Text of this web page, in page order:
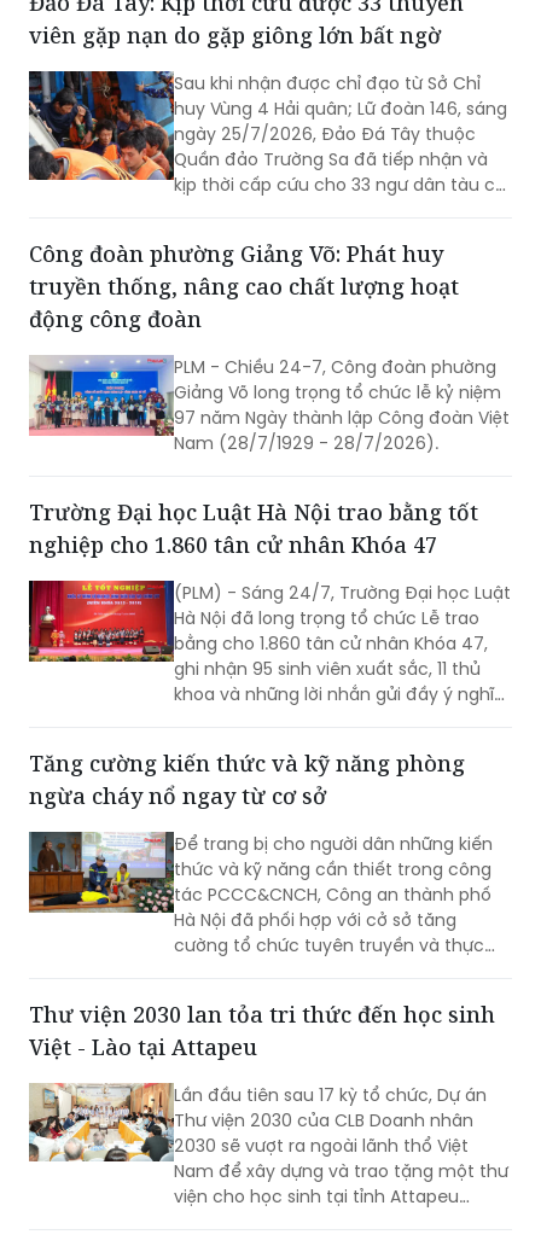
đồng thời khơi dậy tinh thần yêu nước
của các thế hệ hôm nay.
Sau khi nhận được chỉ đạo từ Sở Chỉ
huy Vùng 4 Hải quân; Lữ đoàn 146, sáng
ngày 25/7/2026, Đảo Đá Tây thuộc
Quần đảo Trường Sa đã tiếp nhận và
kịp thời cấp cứu cho 33 ngư dân tàu cá
Quảng Ngãi bị nạn trên biển do gặp
giông lớn bất ngờ.
Công đoàn phường Giảng Võ: Phát huy
động công đoàn
PLM - Chiều 24-7, Công đoàn phường
Giảng Võ long trọng tổ chức lễ kỷ niệm
97 năm Ngày thành lập Công đoàn Việt
Nam (28/7/1929 - 28/7/2026).
Trường Đại học Luật Hà Nội trao bằng tốt
(PLM) - Sáng 24/7, Trường Đại học Luật
Hà Nội đã long trọng tổ chức Lễ trao
bằng cho 1.860 tân cử nhân Khóa 47,
ghi nhận 95 sinh viên xuất sắc, 11 thủ
khoa và những lời nhắn gửi đầy ý nghĩa
từ Thứ trưởng Bộ Tư pháp Đặng Hoàng
Oanh.
Tăng cường kiến thức và kỹ năng phòng
Để trang bị cho người dân những kiến
thức và kỹ năng cần thiết trong công
tác PCCC&CNCH, Công an thành phố
Hà Nội đã phối hợp với cở sở tăng
cường tổ chức tuyên truyền và thực
hành chữa cháy, cứu nạn.
Thư viện 2030 lan tỏa tri thức đến học sinh
Lần đầu tiên sau 17 kỳ tổ chức, Dự án
Thư viện 2030 của CLB Doanh nhân
2030 sẽ vượt ra ngoài lãnh thổ Việt
Nam để xây dựng và trao tặng một thư
viện cho học sinh tại tỉnh Attapeu
(Lào), góp phần lan tỏa tri thức, gìn giữ
tiếng Việt và vun đắp tình hữu nghị đặc
biệt Việt Nam - Lào.
Gia tăng ca mắc bệnh do virus Adeno ở trẻ